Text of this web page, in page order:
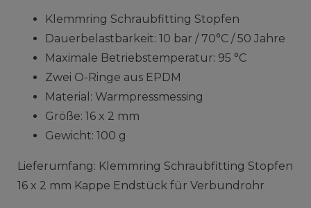
Klemmring Schraubfitting Stopfen
Dauerbelastbarkeit: 10 bar / 70°C / 50 Jahre
Maximale Betriebstemperatur: 95 °C
Zwei O-Ringe aus EPDM
Material: Warmpressmessing
Größe: 16 x 2 mm
Gewicht: 100 g
Lieferumfang: Klemmring Schraubfitting Stopfen
16 x 2 mm Kappe Endstück für Verbundrohr